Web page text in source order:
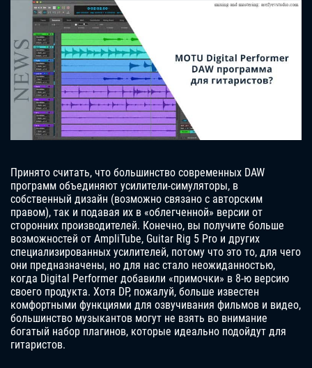
Принято считать, что большинство современных DAW
программ объединяют усилители-симуляторы, в
собственный дизайн (возможно связано с авторским
правом), так и подавая их в «облегченной» версии от
сторонних производителей. Конечно, вы получите больше
возможностей от AmpliTube, Guitar Rig 5 Pro и других
специализированных усилителей, потому что это то, для чего
они предназначены, но для нас стало неожиданностью,
когда Digital Performer добавили «примочки» в 8-ю версию
своего продукта. Хотя DP, пожалуй, больше известен
комфортными функциями для озвучивания фильмов и видео,
большинство музыкантов могут не взять во внимание
богатый набор плагинов, которые идеально подойдут для
гитаристов.